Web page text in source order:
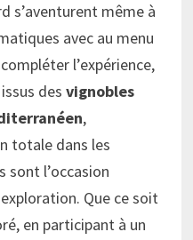
s’aventurent même à
avec au menu
l’expérience,
desvignobles
,
totale dans les
sont l’occasion
Que ce soit
en participant à un